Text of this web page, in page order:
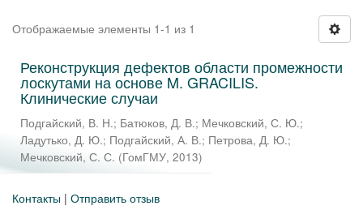
Отображаемые элементы 1-1 из 1
Реконструкция дефектов области промежности
лоскутами на основе M. GRACILIS.
Клинические случаи
Подгайский, В. Н.; Батюков, Д. В.; Мечковский, С. Ю.;
Ладутько, Д. Ю.; Подгайский, А. В.; Петрова, Д. Ю.;
Мечковский, С. С. (ГомГМУ, 2013)
Контакты | Отправить отзыв